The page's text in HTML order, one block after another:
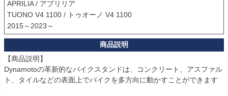
APRILIA / アプリリア
TUONO V4 1100 / トゥオーノ V4 1100
2015～2023～
【商品説明】
Dynamotoの革新的なバイクスタンドは、コンクリート、アスファル
ト、タイルなどの表面上でバイクを多方向に動かすことができます